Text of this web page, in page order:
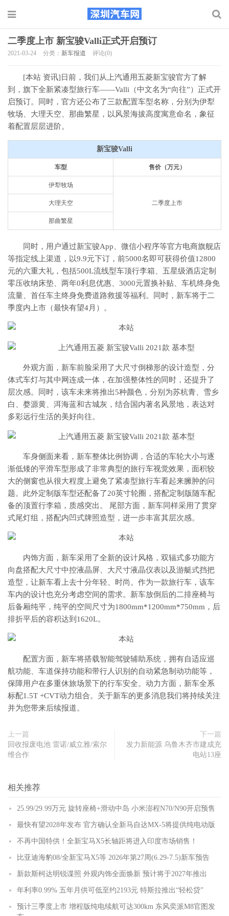
二季度上市 新宝骏Valli正式开启预订
2021-03-24 分类： 新车报道 评论(0)
[本站 资讯]日前，我们从上汽通用五菱新宝骏官方了解
到，旗下全新紧凑型旅行车――Valli（中文名为“向往”）正式开
启预订。同时，官方还公布了三款配置车型名称，分别为伊犁
牧场、大理天空、那曲繁星，以风景海拔高度寓意命名，象征
着配置层层进阶。
新宝骏Valli
车型 售价（万元）
伊犁牧场
二季度上市
大理天空
那曲繁星
同时，用户通过新宝骏App、微信小程序等官方电商旗舰店
等指定线上渠道，以9.9元下订，前5000名即可获得价值12800
元的六重大礼，包括500L流线型车顶行李箱、五星级酒店定制
零压收纳床垫、两年0利息优惠、3000元置换补贴、车机终身免
流量、首任车主终身免费道路救援等福利。同时，新车将于二
季度内上市（最快有望4月）。
外观方面，新车前脸采用了大尺寸倒梯形的设计造型，分
体式车灯与其中网连成一体，在加强整体性的同时，还提升了
层次感。同时，该车未来将推出5种颜色，分别为苏杭青、雪乡
白、婺源黄、洱海蓝和古城灰，结合国内著名风景地，表达对
多彩远行生活的美好向往。
车身侧面来看，新车整体比例协调，合适的车轮大小与逐
渐低矮的平滑车型形成了非常典型的旅行车视觉效果，面积较
大的侧窗也从很大程度上避免了紧凑型旅行车看起来臃肿的问
题。此外定制版车型还配备了20英寸轮圈，搭配定制版随车配
备的顶置行李箱，质感突出。 尾部方面，新车同样采用了贯穿
式尾灯组，搭配内凹式牌照造型，进一步丰富其层次感。
内饰方面，新车采用了全新的设计风格，双辐式多功能方
向盘搭配大尺寸中控液晶屏、大尺寸液晶仪表以及游艇式挡把
造型，让新车看上去十分年轻、时尚。作为一款旅行车，该车
车内的设计也充分考虑空间的需求。新车放倒后的二排座椅与
后备厢纯平，纯平的空间尺寸为1800mm*1200mm*750mm，后
排折平后的容积达到1620L。
配置方面，新车将搭载智能驾驶辅助系统，拥有自适应巡
航功能、车道保持功能和带行人识别的自动紧急制动功能等，
保障用户在多重休旅场景下的行车安全。动力方面，新车全系
标配1.5T +CVT动力组合。关于新车的更多消息我们将持续关注
并为您带来后续报道。
上一篇
回收报废电池 雷诺/威立雅/索尔
维合作
下一篇
发力新能源 乌鲁木齐市建成充
电站13座
相关推荐
25.99/29.99万元 旋转座椅+滑动中岛 小米澎程N70/N90开启预售
最快有望2028年发布 官方确认全新马自达MX-5将提供纯电动版
不再中国特供！全新宝马X5长轴距将进入印度市场销售！
比亚迪海豹08/全新宝马X5等 2026年第27周(6.29-7.5)新车预告
新款斯柯达明锐谍照 外观内饰全面焕新 预计将于2027年推出
年利率0.99% 五年月供可低至约2193元 特斯拉推出“轻松贷”
预计三季度上市 增程版纯电续航可达300km 东风奕派M8官图发